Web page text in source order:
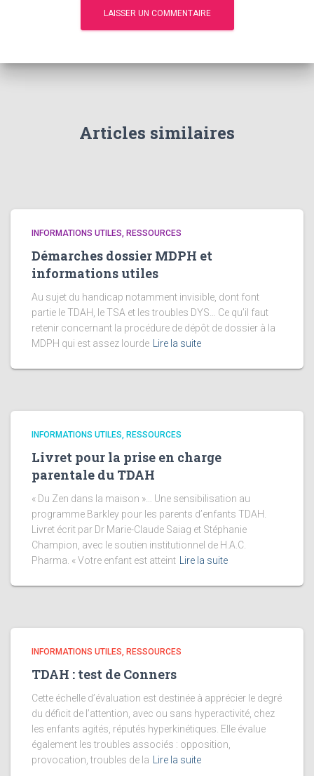
Articles similaires
INFORMATIONS UTILES, RESSOURCES
Démarches dossier MDPH et
informations utiles
Au sujet du handicap notamment invisible, dont font
partie le TDAH, le TSA et les troubles DYS… Ce qu’il faut
retenir concernant la procédure de dépôt de dossier à la
MDPH qui est assez lourde
Lire la suite
INFORMATIONS UTILES, RESSOURCES
Livret pour la prise en charge
parentale du TDAH
« Du Zen dans la maison »… Une sensibilisation au
programme Barkley pour les parents d’enfants TDAH.
Livret écrit par Dr Marie-Claude Saiag et Stéphanie
Champion, avec le soutien institutionnel de H.A.C.
Pharma. « Votre enfant est atteint
Lire la suite
INFORMATIONS UTILES, RESSOURCES
TDAH : test de Conners
Cette échelle d’évaluation est destinée à apprécier le degré
du déficit de l’attention, avec ou sans hyperactivité, chez
les enfants agités, réputés hyperkinétiques. Elle évalue
également les troubles associés : opposition,
provocation, troubles de la
Lire la suite